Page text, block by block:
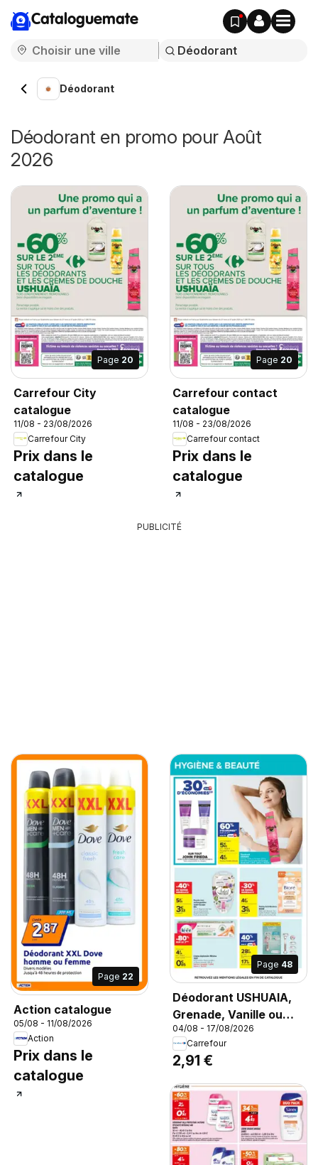
Cataloguemate
Déodorant
Déodorant en promo pour Août
2026
Page 20
Carrefour City
catalogue
11/08 - 23/08/2026
Carrefour City
Prix dans le
catalogue
Page 20
Carrefour contact
catalogue
11/08 - 23/08/2026
Carrefour contact
Prix dans le
catalogue
PUBLICITÉ
Page 22
Action catalogue
05/08 - 11/08/2026
Action
Prix dans le
catalogue
Page 48
Déodorant USHUAIA,
Grenade, Vanille ou
Orchidée, 200 ml.
04/08 - 17/08/2026
Carrefour
2,91 €